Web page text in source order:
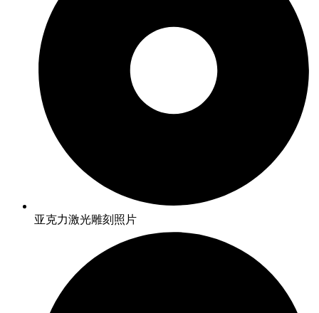
亚克力激光雕刻照片